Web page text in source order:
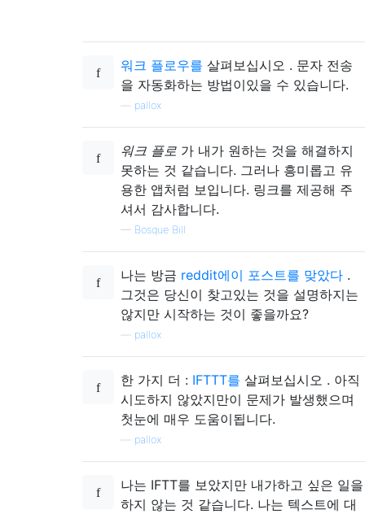
워크 플로우를 살펴보십시오 . 문자 전송
을 자동화하는 방법이있을 수 있습니다.
pallox
워크 플로 가 내가 원하는 것을 해결하지
못하는 것 같습니다. 그러나 흥미롭고 유
용한 앱처럼 보입니다. 링크를 제공해 주
셔서 감사합니다.
— Bosque Bill
나는 방금 reddit에이 포스트를 맞았다 .
그것은 당신이 찾고있는 것을 설명하지는
않지만 시작하는 것이 좋을까요?
pallox
한 가지 더 : IFTTT를 살펴보십시오 . 아직
시도하지 않았지만이 문제가 발생했으며
첫눈에 매우 도움이됩니다.
pallox
나는 IFTT를 보았지만 내가하고 싶은 일을
하지 않는 것 같습니다. 나는 텍스트에 대